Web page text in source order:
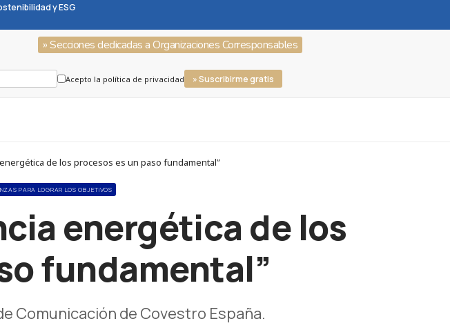
y ESG
» Secciones dedicadas a Organizaciones Corresponsables
Acepto la política de privacidad » Suscribirme gratis
de los procesos es un paso fundamental”
PARA LOGRAR LOS OBJETIVOS
energética de los
fundamental”
Comunicación de Covestro España.